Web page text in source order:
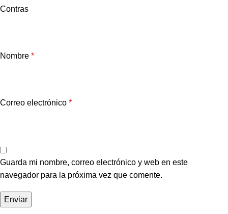
Contras
Nombre *
Correo electrónico *
Guarda mi nombre, correo electrónico y web en este
navegador para la próxima vez que comente.